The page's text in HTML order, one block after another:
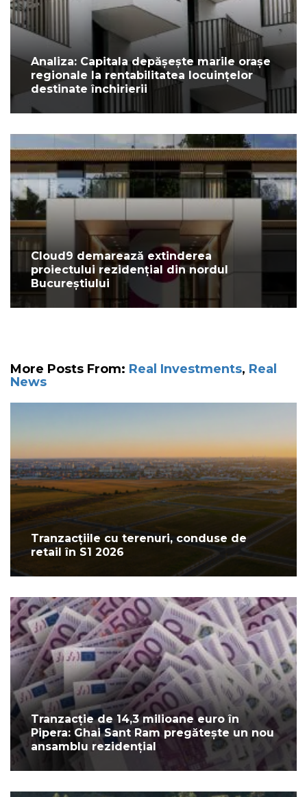
Analiza: Capitala depășește marile orașe
regionale la rentabilitatea locuințelor
destinate închirierii
Cloud9 demarează extinderea
proiectului rezidențial din nordul
Bucureștiului
More Posts From: Real Investments, Real
News
Tranzacțiile cu terenuri, conduse de
retail în S1 2026
Tranzacție de 14,3 milioane euro în
Pipera: Ghai Sant Ram pregătește un nou
ansamblu rezidențial